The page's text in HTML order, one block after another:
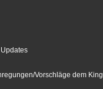
Vorschläge dem